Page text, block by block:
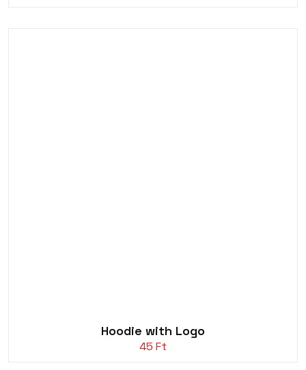
Hoodie with Logo
45 Ft